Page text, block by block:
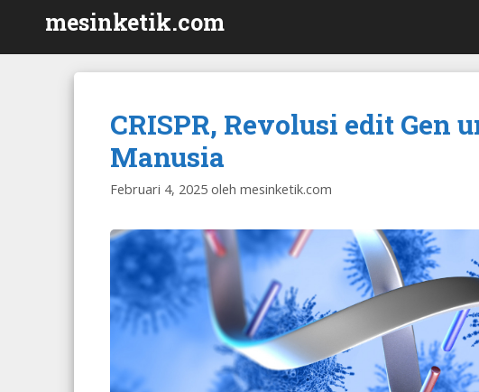
isi
mesinketik.com
CRISPR, Revolusi edit Gen
Manusia
Februari 4, 2025 oleh mesinketik.com